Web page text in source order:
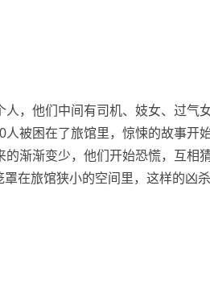
，他们中间有司机、妓女、过气
被困在了旅馆里，惊悚的故事开始
渐渐变少，他们开始恐慌，互相
在旅馆狭小的空间里，这样的凶